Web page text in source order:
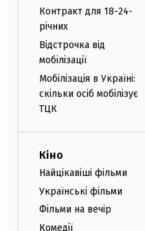
Контракт для 18-24-
річних
Відстрочка від
мобілізації
Мобілізація в Україні:
скільки осіб мобілізує
ТЦК
Кіно
Найцікавіші фільми
Українські фільми
Фільми на вечір
Комедії